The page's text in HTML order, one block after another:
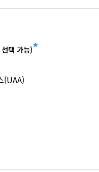
택 가능)
(UAA)